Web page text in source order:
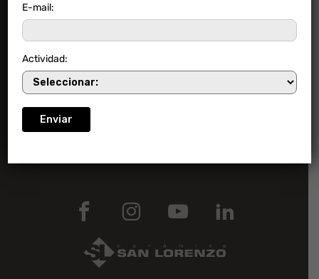
Empresa
Acerca de San Lorenzo
Línea de transparencia
Trabaja con nosotros
E-mail:
Actividad: